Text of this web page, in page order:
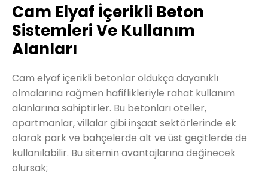
Cam Elyaf İçerikli Beton
Sistemleri Ve Kullanım
Alanları
Cam elyaf içerikli betonlar oldukça dayanıklı
olmalarına rağmen hafiflikleriyle rahat kullanım
alanlarına sahiptirler. Bu betonları oteller,
apartmanlar, villalar gibi inşaat sektörlerinde ek
olarak park ve bahçelerde alt ve üst geçitlerde de
kullanılabilir. Bu sitemin avantajlarına değinecek
olursak;